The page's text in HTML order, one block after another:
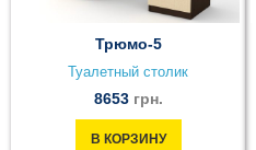
Трюмо-5
Туалетный столик
8653 грн.
В КОРЗИНУ